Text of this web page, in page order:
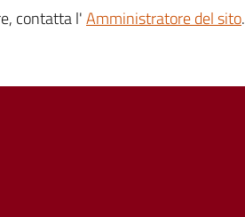
contatta l'Amministratore del sito.